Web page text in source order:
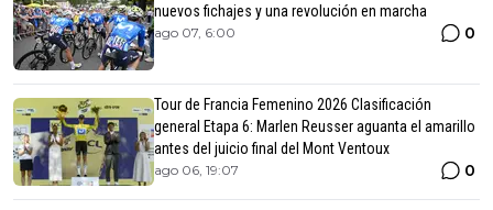
nuevos fichajes y una revolución en marcha
ago 07, 6:00 0
Tour de Francia Femenino 2026 Clasificación
general Etapa 6: Marlen Reusser aguanta el amarillo
antes del juicio final del Mont Ventoux
ago 06, 19:07 0